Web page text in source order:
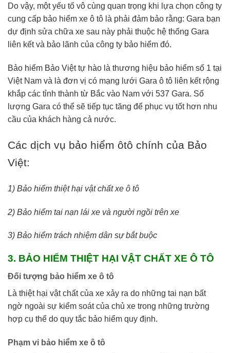
Do vậy, một yếu tố vô cùng quan trọng khi lựa chọn công ty
cung cấp bảo hiểm xe ô tô là phải đảm bảo rằng: Gara bạn
dự định sửa chữa xe sau này phải thuộc hệ thống Gara
liên kết và bảo lãnh của công ty bảo hiểm đó.
Bảo hiểm Bảo Việt tự hào là thương hiệu bảo hiểm số 1 tại
Việt Nam và là đơn vị có mạng lưới Gara ô tô liên kết rộng
khắp các tỉnh thành từ Bắc vào Nam với 537 Gara. Số
lượng Gara có thể sẽ tiếp tục tăng để phục vụ tốt hơn nhu
cầu của khách hàng cả nước.
Các dịch vụ bảo hiểm ôtô chính của Bảo
Việt:
1) Bảo hiểm thiệt hại vật chất xe ô tô
2) Bảo hiểm tai nạn lái xe và người ngồi trên xe
3) Bảo hiểm trách nhiệm dân sự bắt buộc
3. BẢO HIỂM THIỆT HẠI VẬT CHẤT XE Ô TÔ
Đối tượng bảo hiểm xe ô tô
Là thiệt hại vật chất của xe xảy ra do những tai nạn bất
ngờ ngoài sự kiểm soát của chủ xe trong những trường
hợp cụ thể do quy tắc bảo hiểm quy định.
Phạm vi bảo hiểm xe ô tô